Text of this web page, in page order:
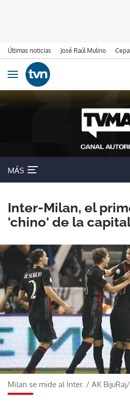
Últimas noticias José Raúl Mulino
Ir al contenido
Obrir navegació
MÁS
Inter-Milan, el
'chino' de la
Milan se mide al Inter. / AK